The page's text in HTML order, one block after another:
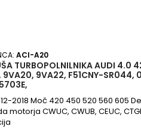
ACI-A20
TURBOPOLNILNIKA AUDI
9VA20, 9VA22, F51CNY-
2018 Moč 420 450 520 560 605
motorja CWUC, CWUB, CEUC,